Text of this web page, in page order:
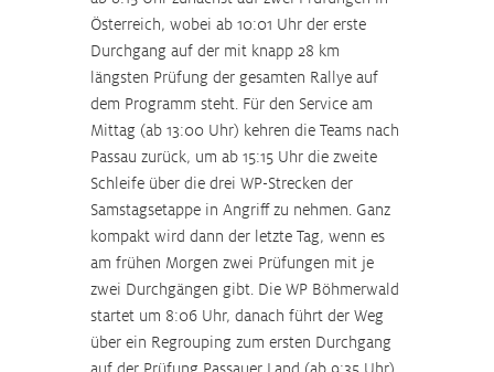
Österreich, wobei ab 10:01 Uhr der erste
Durchgang auf der mit knapp 28 km
längsten Prüfung der gesamten Rallye auf
dem Programm steht. Für den Service am
Mittag (ab 13:00 Uhr) kehren die Teams nach
Passau zurück, um ab 15:15 Uhr die zweite
Schleife über die drei WP-Strecken der
Samstagsetappe in Angriff zu nehmen. Ganz
kompakt wird dann der letzte Tag, wenn es
am frühen Morgen zwei Prüfungen mit je
zwei Durchgängen gibt. Die WP Böhmerwald
startet um 8:06 Uhr, danach führt der Weg
über ein Regrouping zum ersten Durchgang